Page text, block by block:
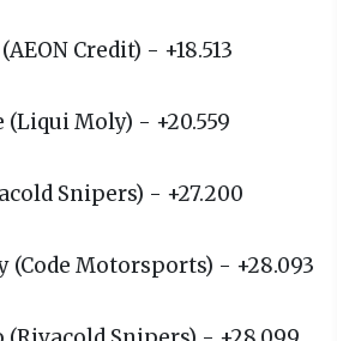
Credit) - +18.513
(Liqui Moly) - +20.559
Snipers) - +27.200
(Code Motorsports) - +28.093